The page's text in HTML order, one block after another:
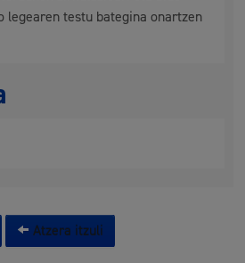
legearen testu bategina onartzen
Atzera itzuli